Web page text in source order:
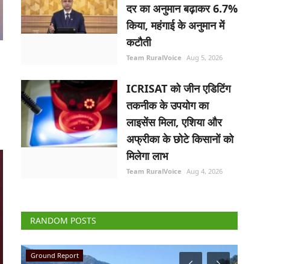
दर का अनुमान बढ़ाकर 6.7%
किया, महंगाई के अनुमान में
कटौती
Team RuralVoice Aug 5, 2026
ICRISAT को जीन एडिटिंग
तकनीक के उपयोग का
लाइसेंस मिला, एशिया और
अफ्रीका के छोटे किसानों को
मिलेगा लाभ
Team RuralVoice Aug 4, 2026
RANDOM POSTS
National